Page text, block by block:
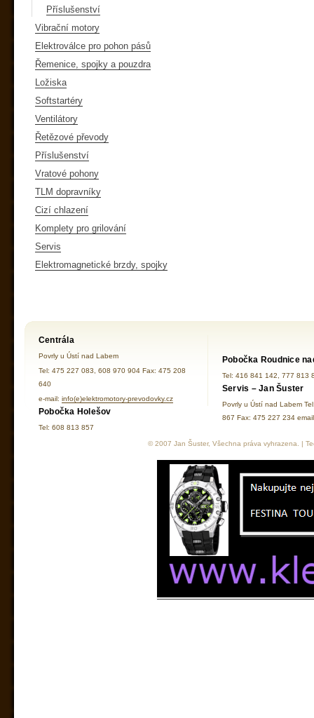
Příslušenství
Vibrační motory
Elektroválce pro pohon pásů
Řemenice, spojky a pouzdra
Ložiska
Softstartéry
Ventilátory
Řetězové převody
Příslušenství
Vratové pohony
TLM dopravníky
Cizí chlazení
Komplety pro grilování
Servis
Elektromagnetické brzdy, spojky
Centrála
Povrly u Ústí nad Labem
Tel: 475 227 083, 608 970 904 Fax: 475 208
640
e-mail: info(e)elektromotory-prevodovky.cz
Pobočka Holešov
Tel: 608 813 857
Pobočka Roudnice
Tel: 416 841 142, 777 813
Servis – Jan Šuster
Povrly u Ústí nad Labem
867 Fax: 475 227 234
© 2007 Jan Šuster, Všechna práva vyhrazena. |